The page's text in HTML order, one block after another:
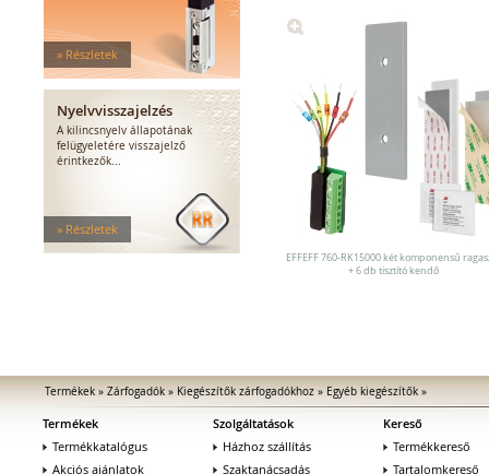
Zárpajzsok
Mechanikus kiegészítők
Elektromos zárak
Elektromos bevéső zárak
Zárfogadók
Standard zárfogadók
Vízálló zárfogadók
Tűzgátló zárfogadók
Nagy biztonságú zárfogadók
Zárfogadók üvegajtókhoz
MEDIATOR biztonsági zárak
Elektromágnesek
Elektromos zár kiegészítők
» Részletek
Nyelvvisszajelzés
A kilincsnyelv állapotának
felügyeletére visszajelző
érintkezők...
» Részletek
EFFEFF 760-RK15000 két komponensű
+ 6 db tisztító kendő
Termékek» Zárfogadók» Kiegészítők zárfogadókhoz» Egyéb kiegészítők»
Termékek
Termékkatalógus
Akciós ajánlatok
Szolgáltatások
Házhoz szállítás
Szaktanácsadás
Kereső
Termékkereső
Tartalomkereső